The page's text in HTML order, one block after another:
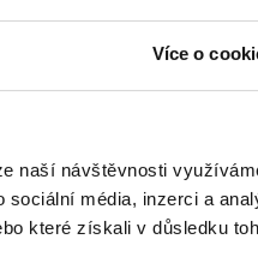
Více o
naší návštěvnosti
média, inzerci a
které získali v důsledku